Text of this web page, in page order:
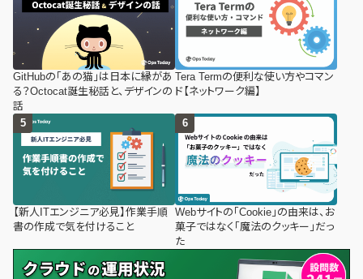
GitHubの「あの猫」は日本に縁があ
る？Octocat誕生秘話と、デザインの
話
Tera Termの便利な使い方やコマン
ド【ネットワーク編】
【新人ITエンジニア必見】作業手順
書の作成で気を付けること
Webサイトの「Cookie」の由来は、お
菓子ではなく「魔法のクッキー」だっ
た